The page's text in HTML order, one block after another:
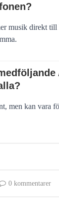
musik direkt
men kan vara
0 kommentarer